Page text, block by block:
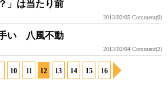
」は当たり前
2013/02/05 Comment(0)
い 八風不動
2013/02/04 Comment(2)
10 11 12 13 14 15 16